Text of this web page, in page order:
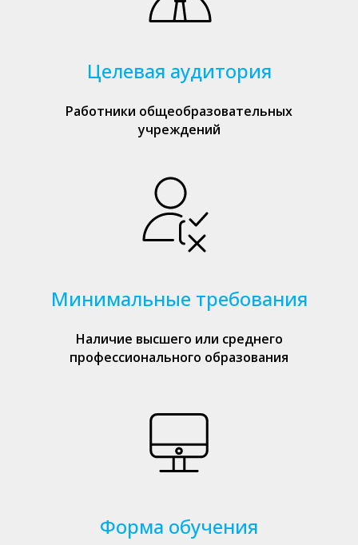
Целевая аудитория
Работники общеобразовательных
учреждений
Минимальные требования
Наличие высшего или среднего
профессионального образования
Форма обучения